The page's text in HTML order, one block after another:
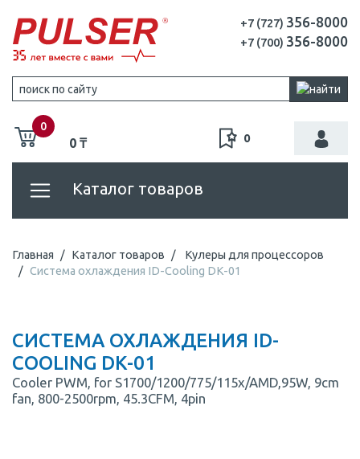
+7 (727) 356-8000
+7 (700) 356-8000
0
0 ₸ 0
Каталог товаров
Главная Каталог товаров
Кулеры для процессоров
Система охлаждения ID-Cooling DK-01
СИСТЕМА ОХЛАЖДЕНИЯ ID-
COOLING DK-01
Cooler PWM, for S1700/1200/775/115x/AMD,95W, 9cm
fan, 800-2500rpm, 45.3CFM, 4pin